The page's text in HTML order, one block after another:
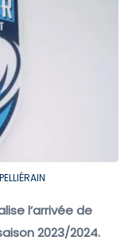
l’arrivée de
2023/2024.